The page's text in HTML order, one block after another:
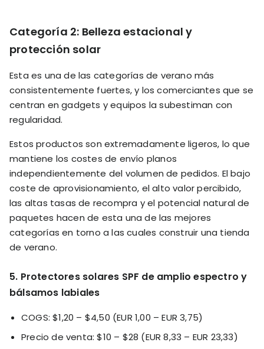
Categoría 2: Belleza estacional y
protección solar
Esta es una de las categorías de verano más
consistentemente fuertes, y los comerciantes que se
centran en gadgets y equipos la subestiman con
regularidad.
Estos productos son extremadamente ligeros, lo que
mantiene los costes de envío planos
independientemente del volumen de pedidos. El bajo
coste de aprovisionamiento, el alto valor percibido,
las altas tasas de recompra y el potencial natural de
paquetes hacen de esta una de las mejores
categorías en torno a las cuales construir una tienda
de verano.
5. Protectores solares SPF de amplio espectro y
bálsamos labiales
COGS: $1,20 – $4,50 (EUR 1,00 – EUR 3,75)
Precio de venta: $10 – $28 (EUR 8,33 – EUR 23,33)